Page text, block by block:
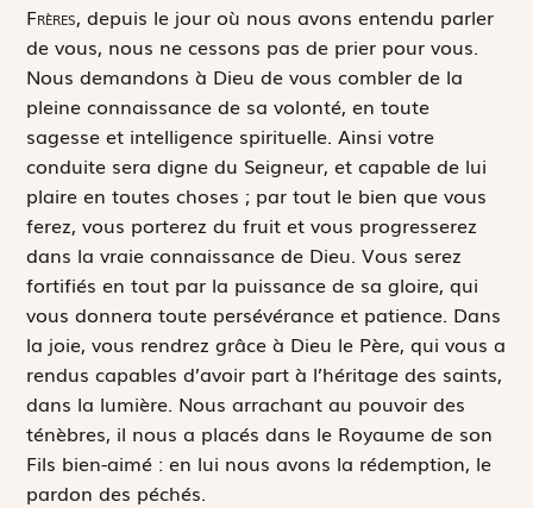
Frères, depuis le jour où nous avons entendu parler
de vous, nous ne cessons pas de prier pour vous.
Nous demandons à Dieu de vous combler de la
pleine connaissance de sa volonté, en toute
sagesse et intelligence spirituelle. Ainsi votre
conduite sera digne du Seigneur, et capable de lui
plaire en toutes choses ; par tout le bien que vous
ferez, vous porterez du fruit et vous progresserez
dans la vraie connaissance de Dieu. Vous serez
fortifiés en tout par la puissance de sa gloire, qui
vous donnera toute persévérance et patience. Dans
la joie, vous rendrez grâce à Dieu le Père, qui vous a
rendus capables d’avoir part à l’héritage des saints,
dans la lumière. Nous arrachant au pouvoir des
ténèbres, il nous a placés dans le Royaume de son
Fils bien-aimé : en lui nous avons la rédemption, le
pardon des péchés.